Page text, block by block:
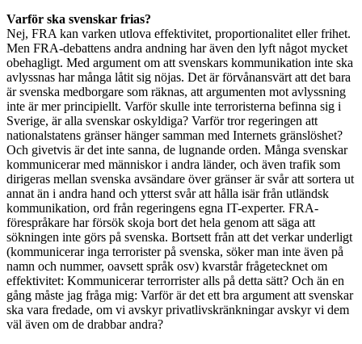
Varför ska svenskar frias?
Nej, FRA kan varken utlova effektivitet, proportionalitet eller frihet.
Men FRA-debattens andra andning har även den lyft något mycket
obehagligt. Med argument om att svenskars kommunikation inte ska
avlyssnas har många låtit sig nöjas. Det är förvånansvärt att det bara
är svenska medborgare som räknas, att argumenten mot avlyssning
inte är mer principiellt. Varför skulle inte terroristerna befinna sig i
Sverige, är alla svenskar oskyldiga? Varför tror regeringen att
nationalstatens gränser hänger samman med Internets gränslöshet?
Och givetvis är det inte sanna, de lugnande orden. Många svenskar
kommunicerar med människor i andra länder, och även trafik som
dirigeras mellan svenska avsändare över gränser är svår att sortera ut
annat än i andra hand och ytterst svår att hålla isär från utländsk
kommunikation, ord från regeringens egna IT-experter. FRA-
förespråkare har försök skoja bort det hela genom att säga att
sökningen inte görs på svenska. Bortsett från att det verkar underligt
(kommunicerar inga terrorister på svenska, söker man inte även på
namn och nummer, oavsett språk osv) kvarstår frågetecknet om
effektivitet: Kommunicerar terrorrister alls på detta sätt? Och än en
gång måste jag fråga mig: Varför är det ett bra argument att svenskar
ska vara fredade, om vi avskyr privatlivskränkningar avskyr vi dem
väl även om de drabbar andra?